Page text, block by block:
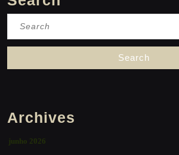
Archives
junho 2026